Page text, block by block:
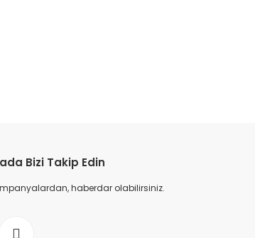
Bizi Takip Edin
haberdar olabilirsiniz.